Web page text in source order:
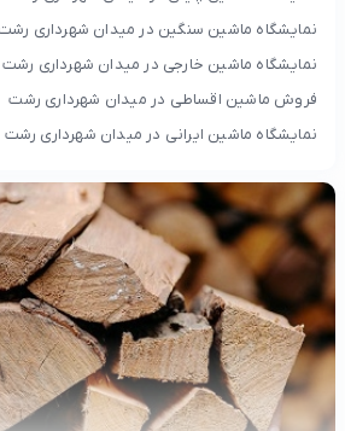
نمایشگاه ماشین سنگین در میدان شهرداری رشت
نمایشگاه ماشین خارجی در میدان شهرداری رشت
فروش ماشین اقساطی در میدان شهرداری رشت
نمایشگاه ماشین ایرانی در میدان شهرداری رشت